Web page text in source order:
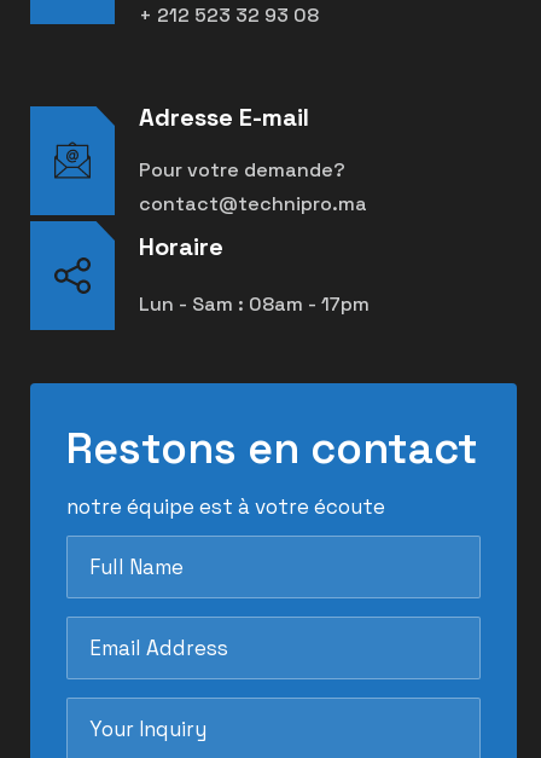
+ 212 523 32 93 08
Adresse E-mail
Pour votre demande?
contact@technipro.ma
Horaire
Lun - Sam : 08am - 17pm
Restons en contact
notre équipe est à votre écoute